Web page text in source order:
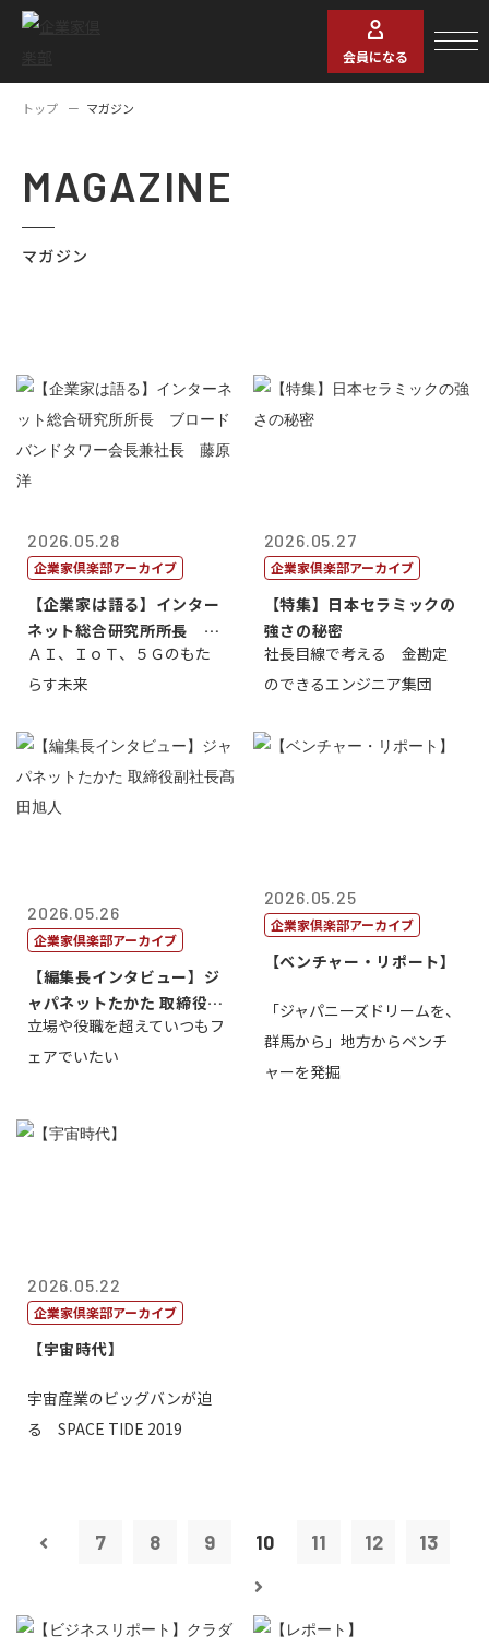
会員になる
トップ マガジン
MAGAZINE
マガジン
2026.05.28
企業家倶楽部アーカイブ
【企業家は語る】インター
ネット総合研究所所長 ブ
ロードバンド...
ＡＩ、ＩｏＴ、５Ｇのもた
らす未来
2026.05.27
企業家倶楽部アーカイブ
【特集】日本セラミックの
強さの秘密
社長目線で考える 金勘定
のできるエンジニア集団
2026.05.26
企業家倶楽部アーカイブ
【編集長インタビュー】ジ
ャパネットたかた 取締役副
社長髙田旭...
立場や役職を超えていつもフ
ェアでいたい
2026.05.25
企業家倶楽部アーカイブ
【ベンチャー・リポート】
「ジャパニーズドリームを、
群馬から」地方からベンチ
ャーを発掘
2026.05.22
企業家倶楽部アーカイブ
【宇宙時代】
宇宙産業のビッグバンが迫
る SPACE TIDE 2019
7 8 9 10 11 12 13